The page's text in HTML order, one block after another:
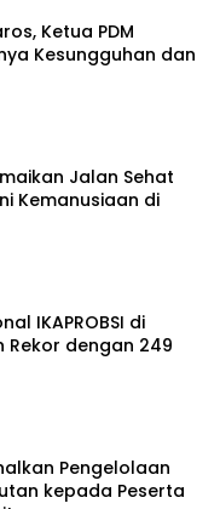
Ketua PDM
Kesungguhan dan
Jalan Sehat
Kemanusiaan di
IKAPROBSI di
Rekor dengan 249
Pengelolaan
kepada Peserta